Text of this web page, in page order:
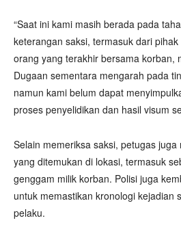
“Saat ini kami masih berada pada
keterangan saksi, termasuk dari
orang yang terakhir bersama korban,
Dugaan sementara mengarah pada
namun kami belum dapat
proses penyelidikan dan hasil visum
Selain memeriksa saksi, petugas
yang ditemukan di lokasi, termasuk
genggam milik korban. Polisi juga
untuk memastikan kronologi kejadian
pelaku.